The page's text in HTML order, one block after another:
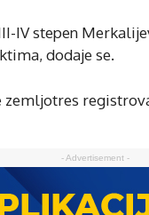
IV stepen
dodaje se.
zemljotres
- Advertisement -